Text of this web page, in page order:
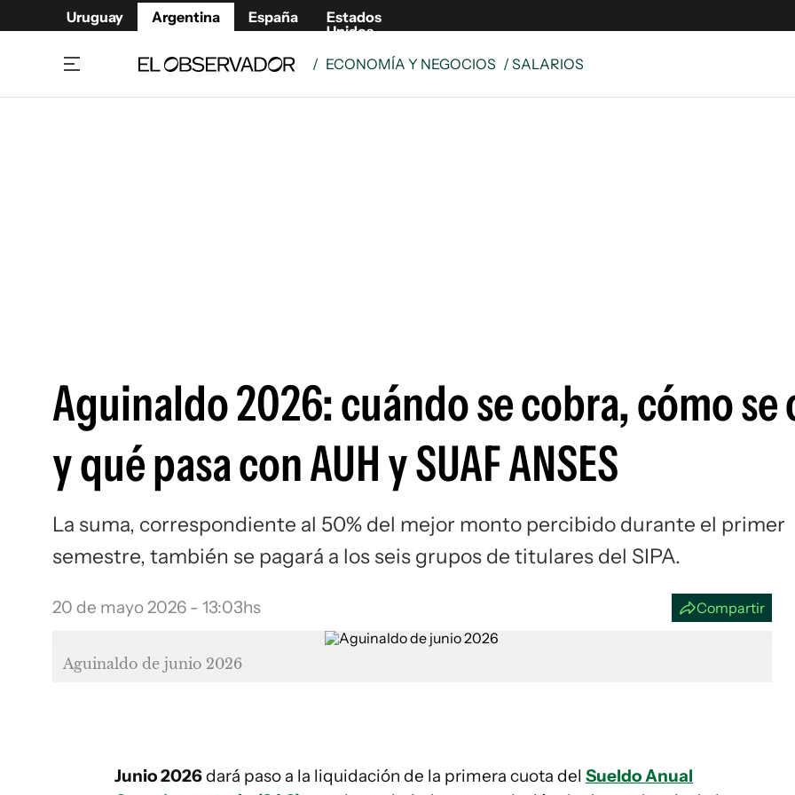
Uruguay Argentina España
Estados
Unidos
/ ECONOMÍA Y NEGOCIOS / SALARIOS
Aguinaldo 2026: cuándo se cobra, cómo se
y qué pasa con AUH y SUAF ANSES
La suma, correspondiente al 50% del mejor monto percibido durante el primer
semestre, también se pagará a los seis grupos de titulares del SIPA.
20 de mayo 2026 - 13:03hs Compartir
Aguinaldo de junio 2026
Junio 2026dará paso a la liquidación de la primera cuota del Sueldo Anual